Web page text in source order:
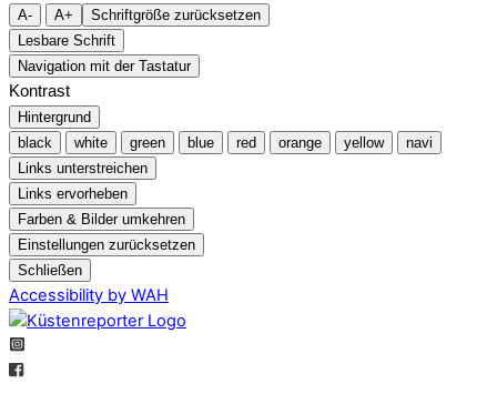
A- A+
Schriftgröße zurücksetzen
Lesbare Schrift
Navigation mit der Tastatur
Kontrast
Hintergrund
black
white green blue red orange yellow
navi
Links unterstreichen
Links ervorheben
Farben & Bilder umkehren
Einstellungen zurücksetzen
Schließen
Accessibility by WAH